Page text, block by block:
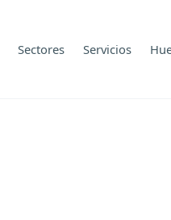
Sectores Servicios